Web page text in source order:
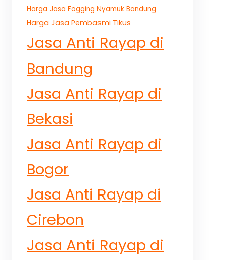
Harga Jasa Fogging Nyamuk Bandung
Harga Jasa Pembasmi Tikus
Jasa Anti Rayap di
Bandung
Jasa Anti Rayap di
Bekasi
Jasa Anti Rayap di
Bogor
Jasa Anti Rayap di
Cirebon
Jasa Anti Rayap di